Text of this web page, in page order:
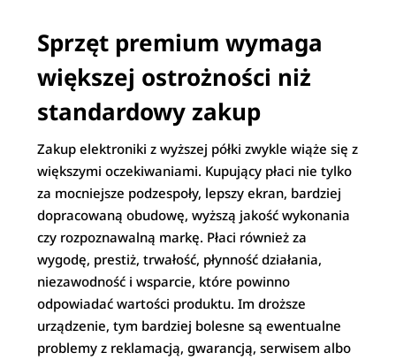
Sprzęt premium wymaga
większej ostrożności niż
standardowy zakup
Zakup elektroniki z wyższej półki zwykle wiąże się z
większymi oczekiwaniami. Kupujący płaci nie tylko
za mocniejsze podzespoły, lepszy ekran, bardziej
dopracowaną obudowę, wyższą jakość wykonania
czy rozpoznawalną markę. Płaci również za
wygodę, prestiż, trwałość, płynność działania,
niezawodność i wsparcie, które powinno
odpowiadać wartości produktu. Im droższe
urządzenie, tym bardziej bolesne są ewentualne
problemy z reklamacją, gwarancją, serwisem albo